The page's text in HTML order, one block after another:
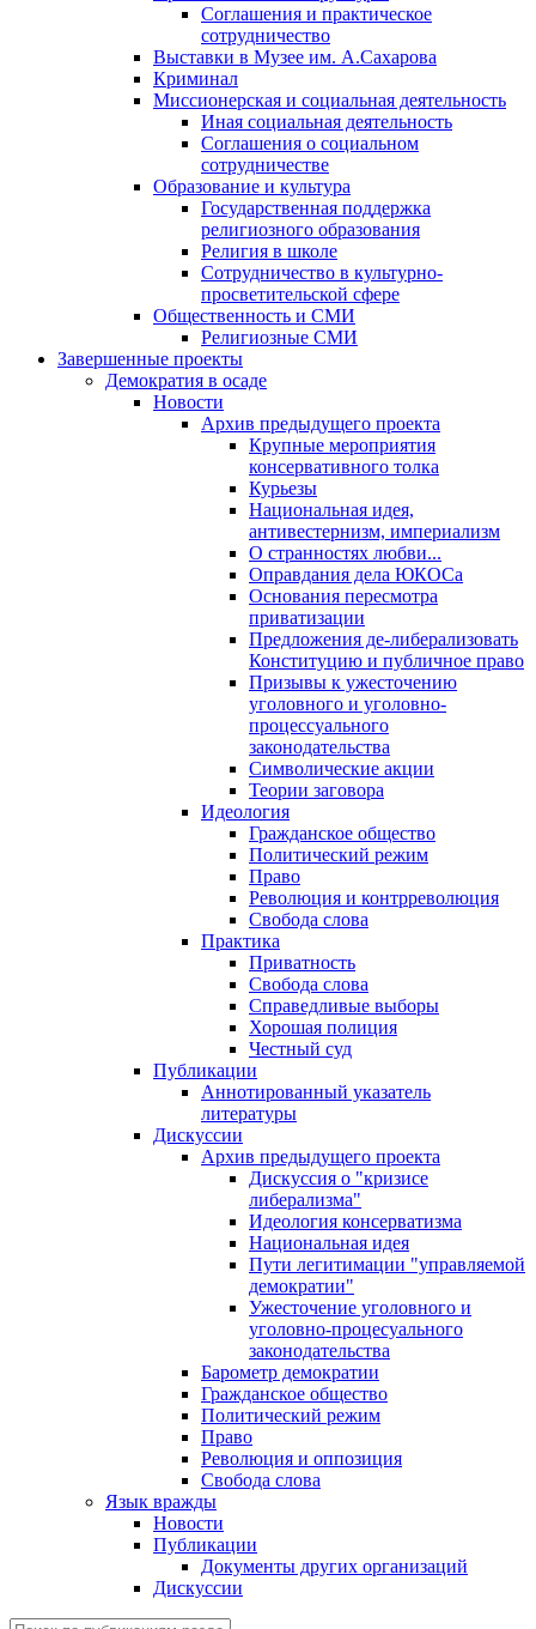
Соглашения и практическое
сотрудничество
Выставки в Музее им. А.Сахарова
Криминал
Миссионерская и социальная деятельность
Иная социальная деятельность
Соглашения о социальном
сотрудничестве
Образование и культура
Государственная поддержка
религиозного образования
Религия в школе
Сотрудничество в культурно-
просветительской сфере
Общественность и СМИ
Религиозные СМИ
Завершенные проекты
Демократия в осаде
Новости
Архив предыдущего проекта
Крупные мероприятия
консервативного толка
Курьезы
Национальная идея,
антивестернизм, империализм
О странностях любви...
Оправдания дела ЮКОСа
Основания пересмотра
приватизации
Предложения де-либерализовать
Конституцию и публичное право
Призывы к ужесточению
уголовного и уголовно-
процессуального
законодательства
Символические акции
Теории заговора
Идеология
Гражданское общество
Политический режим
Право
Революция и контрреволюция
Свобода слова
Практика
Приватность
Свобода слова
Справедливые выборы
Хорошая полиция
Честный суд
Публикации
Аннотированный указатель
литературы
Дискуссии
Архив предыдущего проекта
Дискуссия о "кризисе
либерализма"
Идеология консерватизма
Национальная идея
Пути легитимации "управляемой
демократии"
Ужесточение уголовного и
уголовно-процесуального
законодательства
Барометр демократии
Гражданское общество
Политический режим
Право
Революция и оппозиция
Свобода слова
Язык вражды
Новости
Публикации
Документы других организаций
Дискуссии